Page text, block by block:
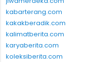
kabarterang.com
kakakberadik.com
kalimatberita.com
karyaberita.com
koleksiberita.com